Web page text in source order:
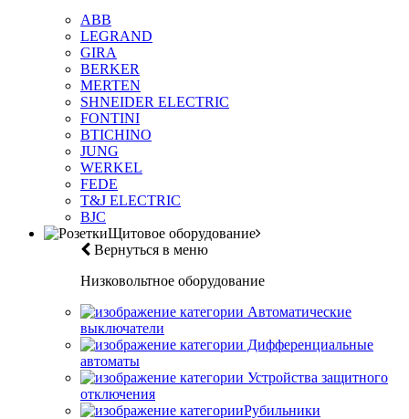
ABB
LEGRAND
GIRA
BERKER
MERTEN
SHNEIDER ELECTRIC
FONTINI
BTICHINO
JUNG
WERKEL
FEDE
T&J ELECTRIC
BJC
Щитовое оборудование
Вернуться в меню
Низковольтное оборудование
Автоматические
выключатели
Дифференциальные
автоматы
Устройства защитного
отключения
Рубильники